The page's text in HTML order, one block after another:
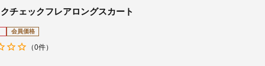
チェックフレアロングスカート
会員価格
（0件）